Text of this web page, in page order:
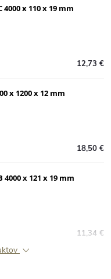
x 110 x 19 mm
12,73 €
x 1200 x 12 mm
18,50 €
x 121 x 19 mm
11,34 €